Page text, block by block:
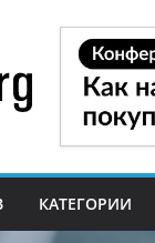
КАТЕГОРИИ